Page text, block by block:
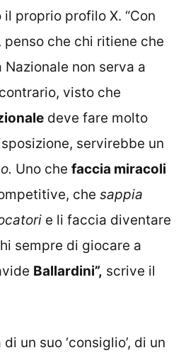
proprio profilo X. “Con
che chi ritiene che
non serva a
visto che
deve fare molto
servirebbe un
Uno che faccia miracoli
che sappia
e li faccia diventare
sempre di giocare a
Ballardini”, scrive il
un suo ‘consiglio’, di un